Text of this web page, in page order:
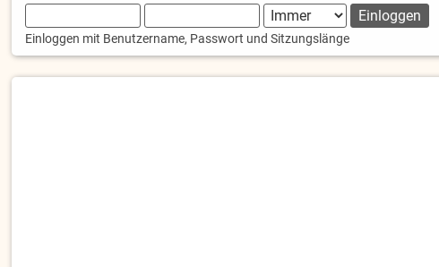
Einloggen mit Benutzername, Passwort und Sitzungslänge